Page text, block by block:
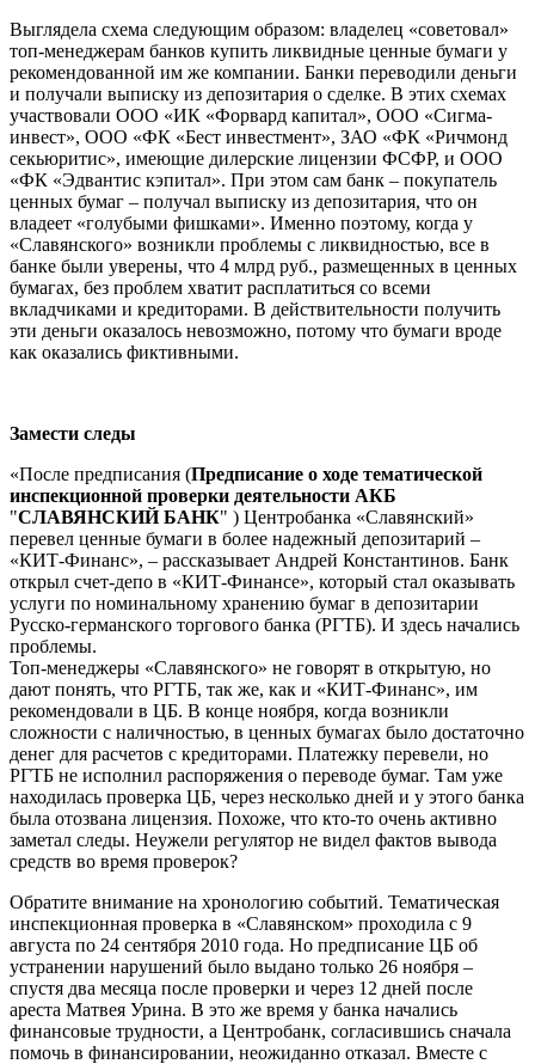
Выглядела схема следующим образом: владелец «советовал»
топ-менеджерам банков купить ликвидные ценные бумаги у
рекомендованной им же компании. Банки переводили деньги
и получали выписку из депозитария о сделке. В этих схемах
участвовали ООО «ИК «Форвард капитал», ООО «Сигма-
инвест», ООО «ФК «Бест инвестмент», ЗАО «ФК «Ричмонд
секьюритис», имеющие дилерские лицензии ФСФР, и ООО
«ФК «Эдвантис кэпитал». При этом сам банк – покупатель
ценных бумаг – получал выписку из депозитария, что он
владеет «голубыми фишками». Именно поэтому, когда у
«Славянского» возникли проблемы с ликвидностью, все в
банке были уверены, что 4 млрд руб., размещенных в ценных
бумагах, без проблем хватит расплатиться со всеми
вкладчиками и кредиторами. В действительности получить
эти деньги оказалось невозможно, потому что бумаги вроде
как оказались фиктивными.
Замести следы
«После предписания (Предписание о ходе тематической
инспекционной проверки деятельности АКБ
"СЛАВЯНСКИЙ БАНК" ) Центробанка «Славянский»
перевел ценные бумаги в более надежный депозитарий –
«КИТ-Финанс», – рассказывает Андрей Константинов. Банк
открыл счет-депо в «КИТ-Финансе», который стал оказывать
услуги по номинальному хранению бумаг в депозитарии
Русско-германского торгового банка (РГТБ). И здесь начались
проблемы.
Топ-менеджеры «Славянского» не говорят в открытую, но
дают понять, что РГТБ, так же, как и «КИТ-Финанс», им
рекомендовали в ЦБ. В конце ноября, когда возникли
сложности с наличностью, в ценных бумагах было достаточно
денег для расчетов с кредиторами. Платежку перевели, но
РГТБ не исполнил распоряжения о переводе бумаг. Там уже
находилась проверка ЦБ, через несколько дней и у этого банка
была отозвана лицензия. Похоже, что кто-то очень активно
заметал следы. Неужели регулятор не видел фактов вывода
средств во время проверок?
Обратите внимание на хронологию событий. Тематическая
инспекционная проверка в «Славянском» проходила с 9
августа по 24 сентября 2010 года. Но предписание ЦБ об
устранении нарушений было выдано только 26 ноября –
спустя два месяца после проверки и через 12 дней после
ареста Матвея Урина. В это же время у банка начались
финансовые трудности, а Центробанк, согласившись сначала
помочь в финансировании, неожиданно отказал. Вместе с